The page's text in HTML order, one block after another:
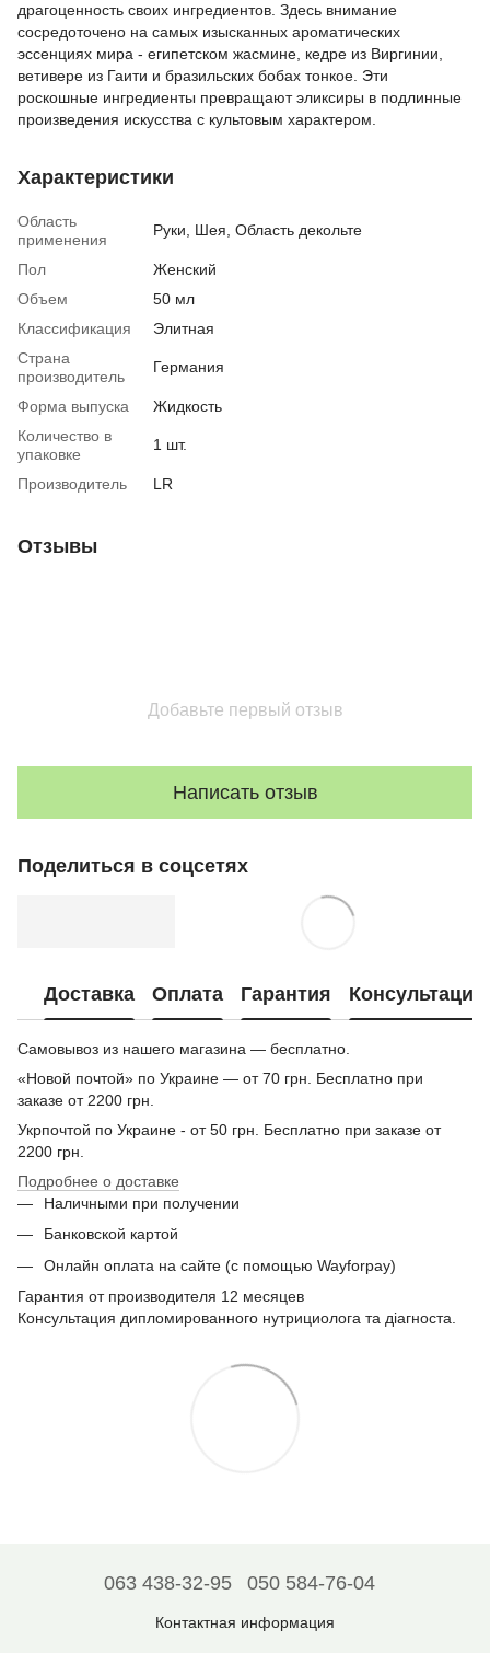
драгоценность своих ингредиентов. Здесь внимание
сосредоточено на самых изысканных ароматических
эссенциях мира - египетском жасмине, кедре из Виргинии,
ветивере из Гаити и бразильских бобах тонкое. Эти
роскошные ингредиенты превращают эликсиры в подлинные
произведения искусства с культовым характером.
Характеристики
Область
применения
Руки, Шея, Область декольте
Пол
Женский
Объем
50 мл
Классификация
Элитная
Страна
производитель
Германия
Форма выпуска
Жидкость
Количество в
упаковке
1 шт.
Производитель LR
Отзывы
Добавьте первый отзыв
Написать отзыв
Поделиться в соцсетях
Доставка Оплата Гарантия Консультация
Самовывоз из нашего магазина — бесплатно.
«Новой почтой» по Украине — от 70 грн. Бесплатно при
заказе от 2200 грн.
Укрпочтой по Украине - от 50 грн. Бесплатно при заказе от
2200 грн.
Подробнее о доставке
Наличными при получении
Банковской картой
Онлайн оплата на сайте (с помощью Wayforpay)
Гарантия от производителя 12 месяцев
Консультация дипломированного нутрициолога та діагноста.
063 438-32-95 050 584-76-04
Контактная информация